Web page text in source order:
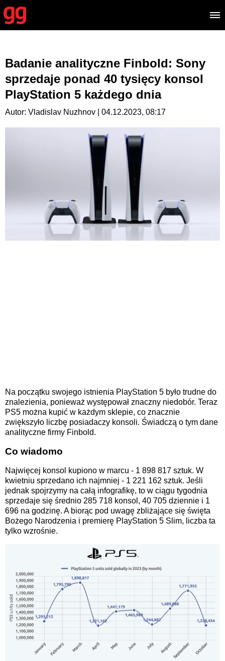
Badanie analityczne Finbold: Sony
sprzedaje ponad 40 tysięcy konsol
PlayStation 5 każdego dnia
Autor: Vladislav Nuzhnov | 04.12.2023, 08:17
Na początku swojego istnienia PlayStation 5 było trudne do
znalezienia, ponieważ występował znaczny niedobór. Teraz
PS5 można kupić w każdym sklepie, co znacznie
zwiększyło liczbę posiadaczy konsoli. Świadczą o tym dane
analityczne firmy Finbold.
Co wiadomo
Najwięcej konsol kupiono w marcu - 1 898 817 sztuk. W
kwietniu sprzedano ich najmniej - 1 221 162 sztuk. Jeśli
jednak spojrzymy na całą infografikę, to w ciągu tygodnia
sprzedaje się średnio 285 718 konsol, 40 705 dziennie i 1
696 na godzinę. A biorąc pod uwagę zbliżające się święta
Bożego Narodzenia i premierę PlayStation 5 Slim, liczba ta
tylko wzrośnie.